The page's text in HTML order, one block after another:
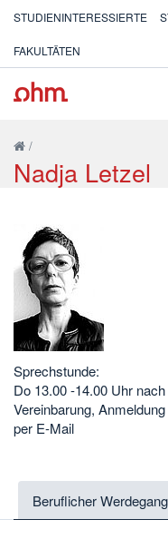
STUDIENINTERESSIERTE
FAKULTÄTEN
/
Nadja Letzel
Sprechstunde:
Do 13.00 -14.00 Uhr nach
Vereinbarung, Anmeldung
per E-Mail
Beruflicher Werdegang